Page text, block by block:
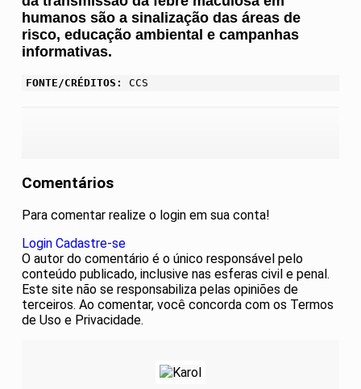
humanos são a sinalização das áreas de
risco, educação ambiental e campanhas
informativas.
FONTE/CRÉDITOS: CCS
Comentários
Para comentar realize o login em sua conta!
Login Cadastre-se
O autor do comentário é o único responsável pelo
conteúdo publicado, inclusive nas esferas civil e penal.
Este site não se responsabiliza pelas opiniões de
terceiros. Ao comentar, você concorda com os Termos
de Uso e Privacidade.